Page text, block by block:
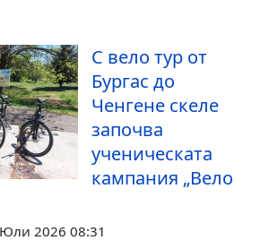
С вело тур от
Бургас до
Ченгене скеле
започва
ученическата
кампания „Вело
2026 08:31